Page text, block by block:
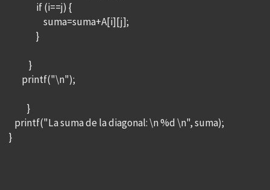
if (i==j) {
suma=suma+A[i][j];
}
}
printf("\n");
}
printf("La suma de la diagonal: \n %d \n", suma);
}